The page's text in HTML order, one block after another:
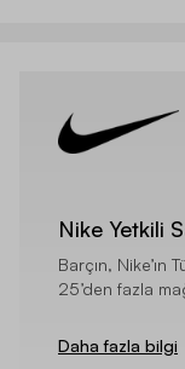
Nike Yetkili
Barçın, Nike’ın
25’den fazla
Daha fazla bilgi